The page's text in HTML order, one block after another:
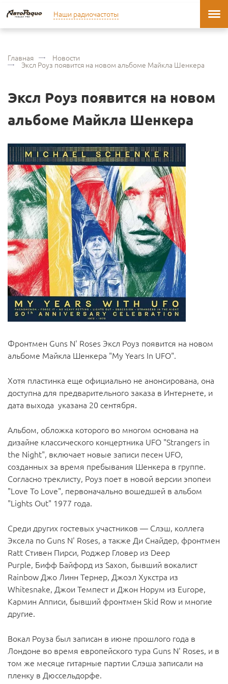
Наши радиочастоты
Главная Новости
Эксл Роуз появится на новом альбоме Майкла Шенкера
Эксл Роуз появится на новом
альбоме Майкла Шенкера
Фронтмен Guns N' Roses Эксл Роуз появится на новом
альбоме Майкла Шенкера "My Years In UFO".
Хотя пластинка еще официально не анонсирована, она
доступна для предварительного заказа в Интернете, и
дата выхода указана 20 сентября.
Альбом, обложка которого во многом основана на
дизайне классического концертника UFO "Strangers in
the Night", включает новые записи песен UFO,
созданных за время пребывания Шенкера в группе.
Согласно треклисту, Роуз поет в новой версии эпопеи
"Love To Love", первоначально вошедшей в альбом
"Lights Out" 1977 года.
Cреди других гостевых участников — Слэш, коллега
Эксела по Guns N' Roses, а также Ди Снайдер, фронтмен
Ratt Стивен Пирси, Роджер Гловер из Deep
Purple, Бифф Байфорд из Saxon, бывший вокалист
Rainbow Джо Линн Тернер, Джоэл Хукстра из
Whitesnake, Джои Темпест и Джон Норум из Europe,
Кармин Апписи, бывший фронтмен Skid Row и многие
другие.
Вокал Роуза был записан в июне прошлого года в
Лондоне во время европейского тура Guns N' Roses, и в
том же месяце гитарные партии Слэша записали на
пленку в Дюссельдорфе.